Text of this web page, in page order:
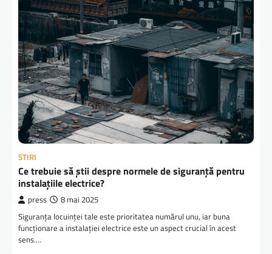
STIRI
Ce trebuie să știi despre normele de siguranță pentru
instalațiile electrice?
press 8 mai 2025
Siguranța locuinței tale este prioritatea numărul unu, iar buna
funcționare a instalației electrice este un aspect crucial în acest
sens.…